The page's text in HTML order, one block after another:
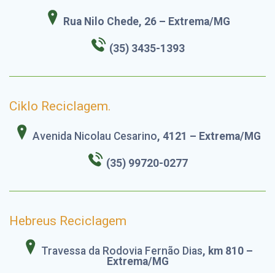
Rua Nilo Chede, 26 – Extrema/MG
(35) 3435-1393
Ciklo Reciclagem.
Avenida Nicolau Cesarino, 4121 – Extrema/MG
(35) 99720-0277
Hebreus Reciclagem
Travessa da Rodovia Fernão Dias, km 810 –
Extrema/MG